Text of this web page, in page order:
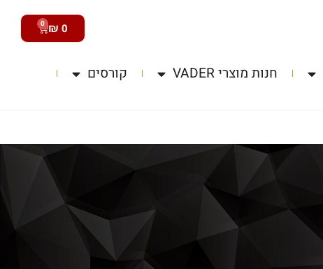
₪ 0
0
חנות מוצרי VADER
קורסים